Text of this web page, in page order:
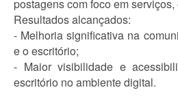
postagens com foco em
Resultados alcançados:
- Melhoria significativa na
e o escritório;
- Maior visibilidade e
escritório no ambiente digital.